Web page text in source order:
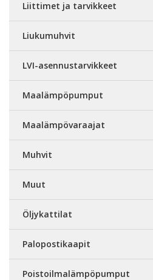
Liittimet ja tarvikkeet
Liukumuhvit
LVI-asennustarvikkeet
Maalämpöpumput
Maalämpövaraajat
Muhvit
Muut
Öljykattilat
Palopostikaapit
Poistoilmalämpöpumput